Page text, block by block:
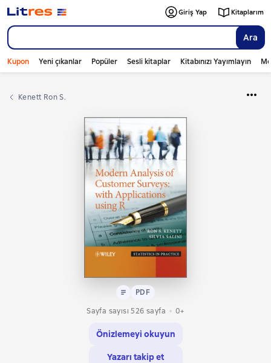
Ara
Giriş Yap Kitaplarım
Kupon Yeni çıkanlar Popüler Sesli kitaplar Kitabınızı Yayımlayın
Kenett Ron S.
Metin PDF
PDF
Sayfa sayısı 526 sayfa
0+
Önizlemeyi okuyun
Yazarı takip et